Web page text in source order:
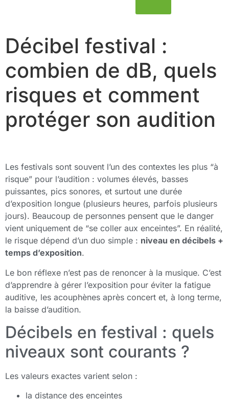
Décibel festival :
combien de dB, quels
risques et comment
protéger son audition
Les festivals sont souvent l’un des contextes les plus “à
risque” pour l’audition : volumes élevés, basses
puissantes, pics sonores, et surtout une durée
d’exposition longue (plusieurs heures, parfois plusieurs
jours). Beaucoup de personnes pensent que le danger
vient uniquement de “se coller aux enceintes”. En réalité,
le risque dépend d’un duo simple : niveau en décibels +
temps d’exposition.
Le bon réflexe n’est pas de renoncer à la musique. C’est
d’apprendre à gérer l’exposition pour éviter la fatigue
auditive, les acouphènes après concert et, à long terme,
la baisse d’audition.
Décibels en festival : quels
niveaux sont courants ?
Les valeurs exactes varient selon :
la distance des enceintes